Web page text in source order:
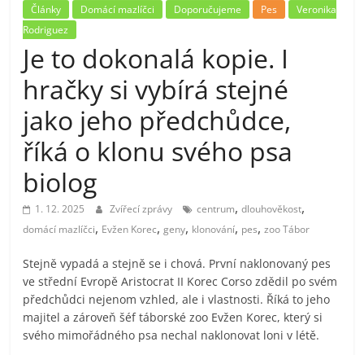
Články Domácí mazlíčci Doporučujeme Pes
Veronika
Rodriguez
Je to dokonalá kopie. I
hračky si vybírá stejné
jako jeho předchůdce,
říká o klonu svého psa
biolog
1. 12. 2025 Zvířecí zprávy centrum,dlouhověkost,
domácí mazlíčci, Evžen Korec,geny, klonování, pes,zoo Tábor
Stejně vypadá a stejně se i chová. První naklonovaný pes
ve střední Evropě Aristocrat II Korec Corso zdědil po svém
předchůdci nejenom vzhled, ale i vlastnosti. Říká to jeho
majitel a zároveň šéf táborské zoo Evžen Korec, který si
svého mimořádného psa nechal naklonovat loni v létě.